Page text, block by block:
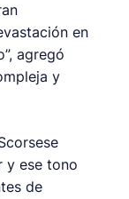
en
agregó
y
y ese tono
de